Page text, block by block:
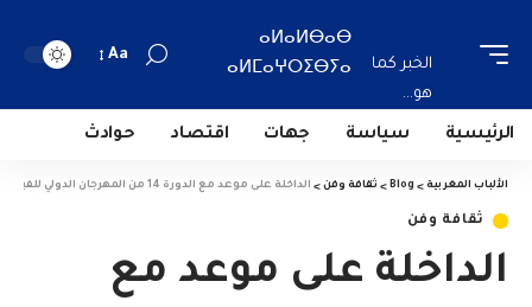
الخبر كما
هو...
ⴰⵍⴰⵍⴱⴰⴱ
ⴰⵍⵎⴰⵖⵔⵉⴱⵢⴰ
Aa
الرئيسية سياسة جهات اقتصاد حوادث
الألباب المغربية >
Blog
> ثقافة وفن > الداخلة على موعد مع الدورة 14 من المهرجان الدولي للفيلم
ثقافة وفن
الداخلة على موعد مع